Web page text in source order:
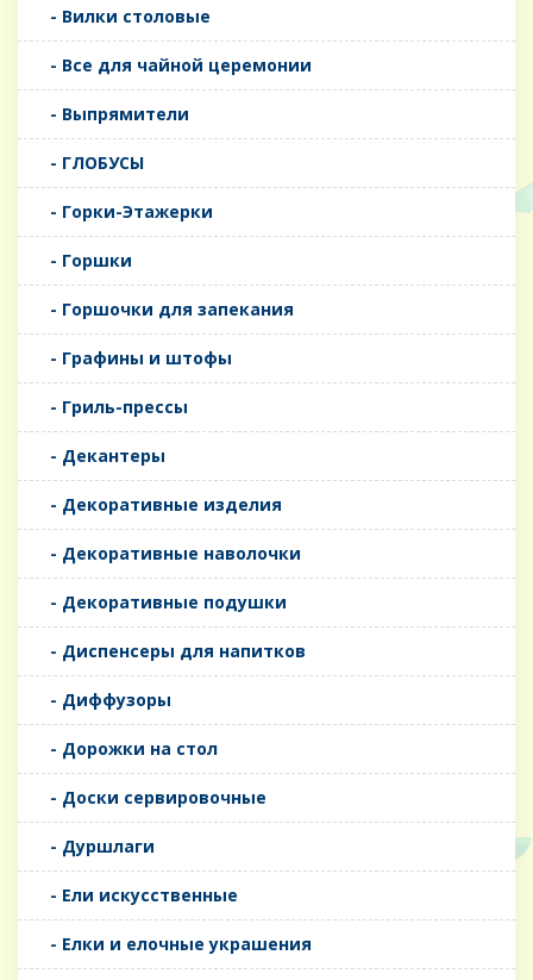
- Вилки столовые
- Все для чайной церемонии
- Выпрямители
- ГЛОБУСЫ
- Горки-Этажерки
- Горшки
- Горшочки для запекания
- Графины и штофы
- Гриль-прессы
- Декантеры
- Декоративные изделия
- Декоративные наволочки
- Декоративные подушки
- Диспенсеры для напитков
- Диффузоры
- Дорожки на стол
- Доски сервировочные
- Дуршлаги
- Ели искусственные
- Елки и елочные украшения